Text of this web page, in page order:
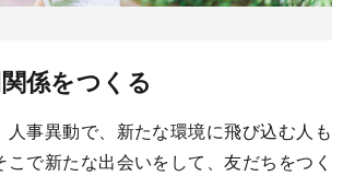
係をつくる
人事異動で、新たな環境に飛び込む人も
で新たな出会いをして、友だちをつく